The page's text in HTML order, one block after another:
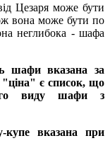
Цезаря може бути
вона може бути по
неглибока - шафа
шафи вказана за
є список, що
виду шафи з
купе вказана при